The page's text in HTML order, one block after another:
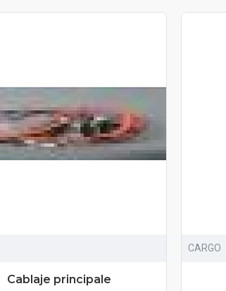
Cablaje principale
CARGO